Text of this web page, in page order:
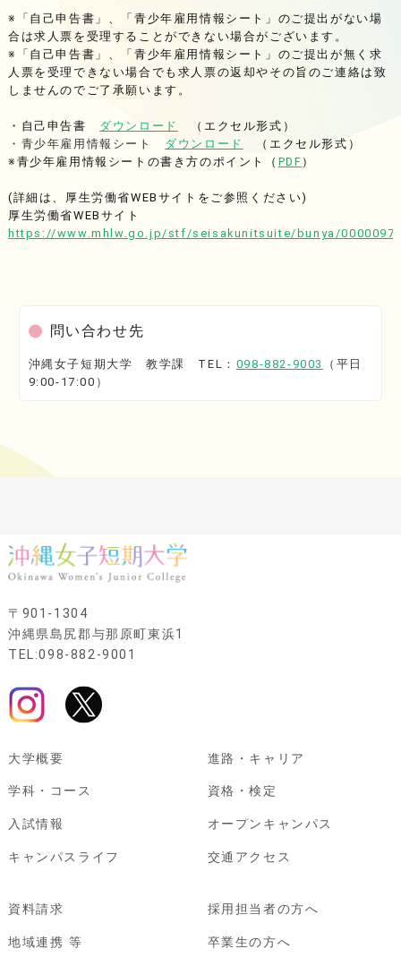
※「自己申告書」、「青少年雇用情報シート」のご提出がない場
合は求人票を受理することができない場合がございます。
※「自己申告書」、「青少年雇用情報シート」のご提出が無く求
人票を受理できない場合でも求人票の返却やその旨のご連絡は致
しませんのでご了承願います。
・自己申告書 ダウンロード
（エクセル形式）
・ 青少年雇用情報シート ダウンロード
（エクセル形式）
※青少年雇用情報シートの書き方のポイント（ PDF ）
(詳細は、厚生労働省WEBサイトをご参照ください)
厚生労働省WEBサイト
https://www.mhlw.go.jp/stf/seisakunitsuite/bunya/
問い合わせ先
沖縄女子短期大学 教学課 TEL： 098-882-9003
（平日
9:00-17:00）
〒901-1304
沖縄県島尻郡与那原町東浜1
TEL:098-882-9001
大学概要
学科・コース
入試情報
キャンパスライフ
進路・キャリア
資格・検定
オープンキャンパス
交通アクセス
資料請求
地域連携 等
採用担当者の方へ
卒業生の方へ